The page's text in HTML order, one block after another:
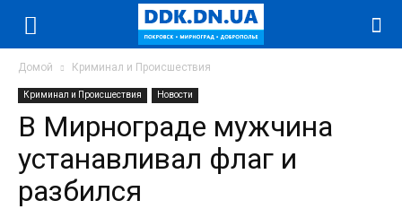
Домой Криминал и Происшествия
Криминал и Происшествия Новости
В Мирнограде мужчина
устанавливал флаг и
разбился